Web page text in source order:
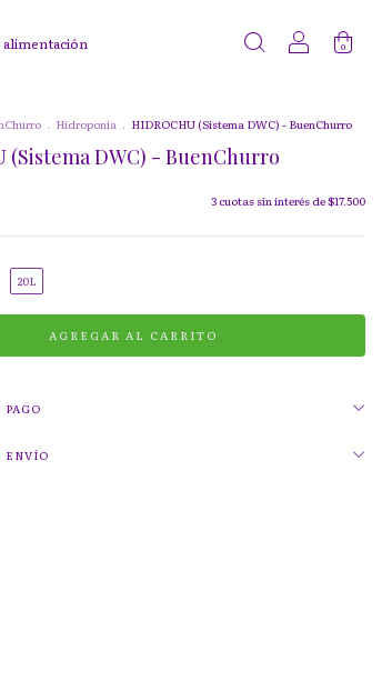
alimentación 0
. Hidroponia . HIDROCHU (Sistema DWC) - BuenChurro
(Sistema DWC) - BuenChurro
3 cuotas sin interés de$17.500
20L
ENVÍO